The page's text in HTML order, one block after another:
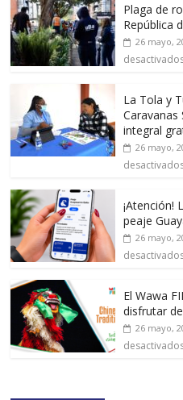
Plaga de
República
26 mayo,
La Tola y
integral
26 mayo,
¡Atención!
peaje
26 mayo,
El Wawa
disfrutar
26 mayo,